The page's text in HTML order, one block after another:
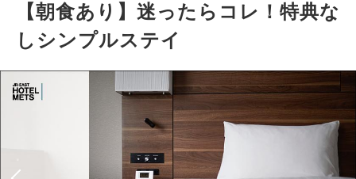
【朝食あり】迷ったらコレ！特典な
しシンプルステイ